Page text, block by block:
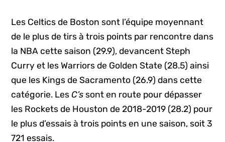
Les Celtics de Boston sont l’équipe moyennant
de le plus de tirs à trois points par rencontre dans
la NBA cette saison (29.9), devancent Steph
Curry et les Warriors de Golden State (28.5) ainsi
que les Kings de Sacramento (26.9) dans cette
catégorie. LesC’s sont en route pour dépasser
les Rockets de Houston de 2018-2019 (28.2) pour
le plus d’essais à trois points en une saison, soit 3
721 essais.